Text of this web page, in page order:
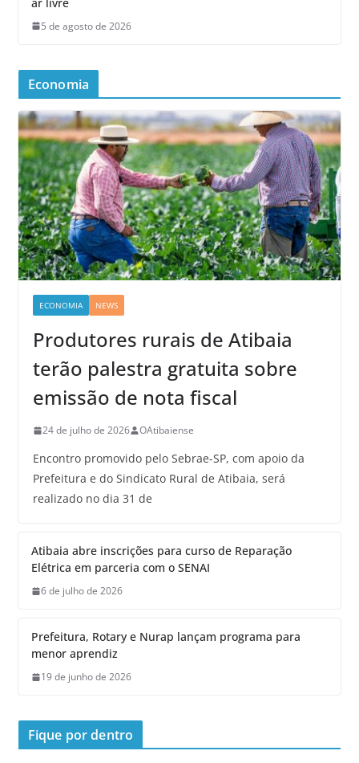
5 de agosto de 2026
Economia
ECONOMIA NEWS
Produtores rurais de Atibaia
terão palestra gratuita sobre
emissão de nota fiscal
24 de julho de 2026 OAtibaiense
Encontro promovido pelo Sebrae-SP, com apoio da
Prefeitura e do Sindicato Rural de Atibaia, será
realizado no dia 31 de
Atibaia abre inscrições para curso de Reparação
Elétrica em parceria com o SENAI
6 de julho de 2026
Prefeitura, Rotary e Nurap lançam programa para
menor aprendiz
19 de junho de 2026
Fique por dentro